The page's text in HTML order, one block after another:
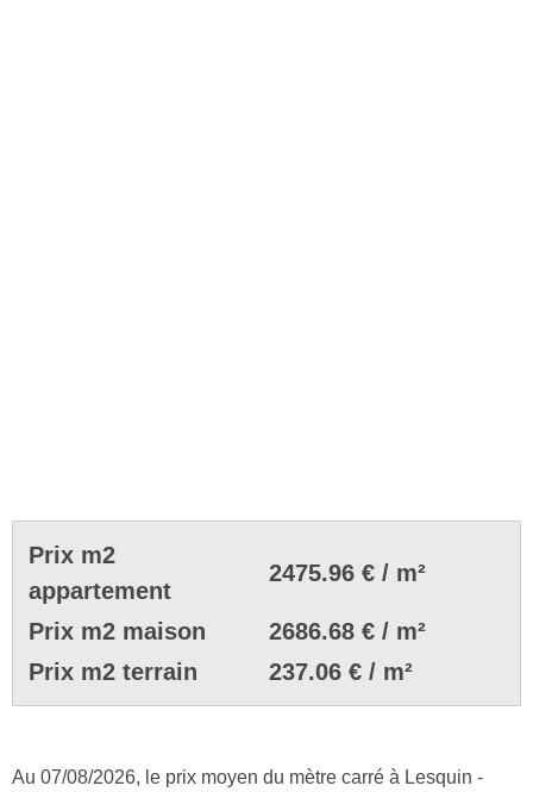
Prix m2
appartement
2475.96 € / m²
Prix m2 maison
2686.68 € / m²
Prix m2 terrain
237.06 € / m²
Au 07/08/2026, le prix moyen du mètre carré à Lesquin -